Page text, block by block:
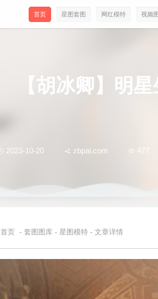
首页 星图套图 网红模特 视频
【胡冰卿】明
2023-10-20 zbpai.com 477
首页 - 套图图库 - 星图模特 - 文章详情